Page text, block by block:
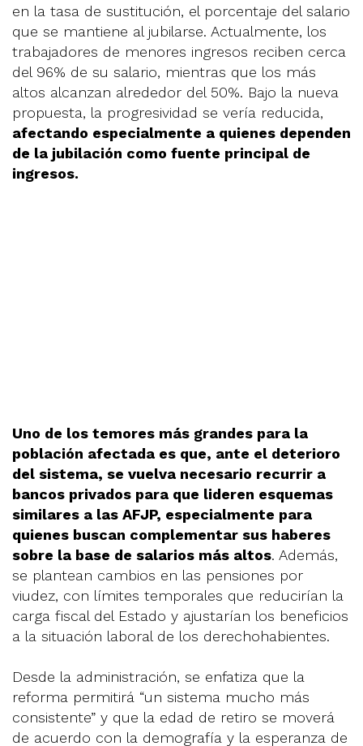
en la tasa de sustitución, el porcentaje del salario
que se mantiene al jubilarse. Actualmente, los
trabajadores de menores ingresos reciben cerca
del 96% de su salario, mientras que los más
altos alcanzan alrededor del 50%. Bajo la nueva
propuesta, la progresividad se vería reducida,
afectando especialmente a quienes dependen
de la jubilación como fuente principal de
ingresos.
Uno de los temores más grandes para la
población afectada es que, ante el deterioro
del sistema, se vuelva necesario recurrir a
bancos privados para que lideren esquemas
similares a las AFJP, especialmente para
quienes buscan complementar sus haberes
sobre la base de salarios más altos. Además,
se plantean cambios en las pensiones por
viudez, con límites temporales que reducirían la
carga fiscal del Estado y ajustarían los beneficios
a la situación laboral de los derechohabientes.
Desde la administración, se enfatiza que la
reforma permitirá “un sistema mucho más
consistente” y que la edad de retiro se moverá
de acuerdo con la demografía y la esperanza de